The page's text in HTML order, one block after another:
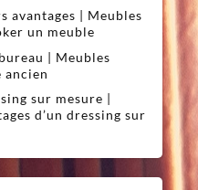
avantages | Meubles
un meuble
| Meubles
ancien
sur mesure |
d’un dressing sur